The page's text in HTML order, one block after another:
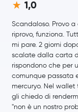
Cosmos
Injective
OFFICIAL
1,0
Scandaloso. Provo
riprovo, funziona.
mi pare. 2 giorni
scalate dalla carta
rispondono che per
comunque passata
mercuryo. Nel wallet
gli chiedo di
"non è un nostro